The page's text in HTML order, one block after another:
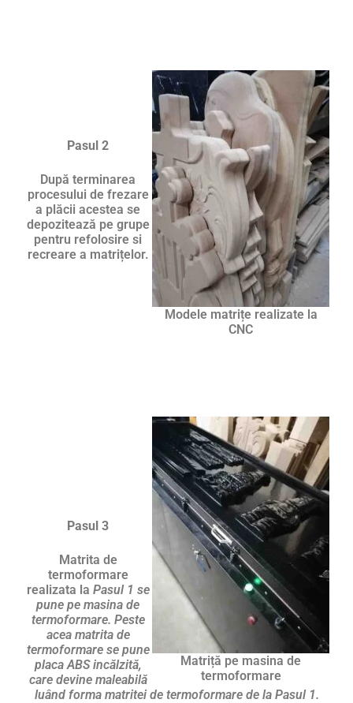
Modele matrițe realizate la
CNC
Pasul 2
După terminarea
procesului de frezare
a plăcii acestea se
depozitează pe grupe
pentru refolosire si
recreare a matrițelor.
Matriță pe masina de
termoformare
Pasul 3
Matrita de
termoformare
realizata la Pasul 1 se
pune pe masina de
termoformare. Peste
acea matrita de
termoformare se pune
placa ABS incălzită,
care devine maleabilă
luând forma matritei de termoformare de la Pasul 1.